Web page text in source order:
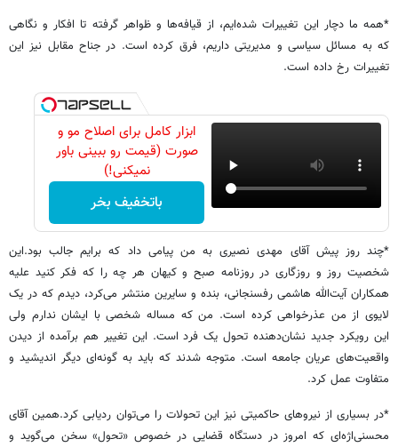
*همه ما دچار این تغییرات شده‌ایم، از قیافه‌ها و ظواهر گرفته تا افکار و نگاهی
که به مسائل سیاسی و مدیریتی داریم، فرق کرده است. در جناح مقابل نیز این
تغییرات رخ داده است.
ابزار کامل برای اصلاح مو و
صورت (قیمت رو ببینی باور
نمیکنی!)
باتخفیف بخر
*چند روز پیش آقای مهدی نصیری به من پیامی داد که برایم جالب بود.این
شخصیت روز و روزگاری در روزنامه صبح و کیهان هر چه را که فکر کنید علیه
همکاران آیت‌الله هاشمی‌ رفسنجانی، بنده و سایرین منتشر می‌کرد، دیدم که در یک
لایوی از من عذرخواهی کرده است. من که مساله شخصی با ایشان ندارم ولی
این رویکرد جدید نشان‌دهنده تحول یک فرد است. این تغییر هم برآمده از دیدن
واقعیت‌های عریان جامعه است. متوجه شدند که باید به گونه‌ای دیگر اندیشید و
متفاوت عمل کرد.
*در بسیاری از نیروهای حاکمیتی نیز این تحولات را می‌توان ردیابی کرد.همین آقای
محسنی‌اژه‌ای که امروز در دستگاه قضایی در خصوص «تحول» سخن می‌گوید و